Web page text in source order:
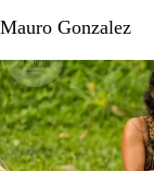
Mauro Gonzalez